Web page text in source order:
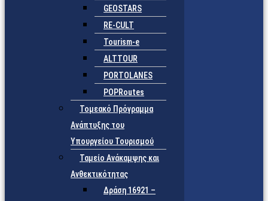
GEOSTARS
RE-CULT
Tourism-e
ALTTOUR
PORTOLANES
POPRoutes
Τομεακό Πρόγραμμα
Ανάπτυξης του
Υπουργείου Τουρισμού
Ταμείο Ανάκαμψης και
Ανθεκτικότητας
Δράση 16921 –